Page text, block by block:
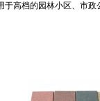
高档的园林小区、市